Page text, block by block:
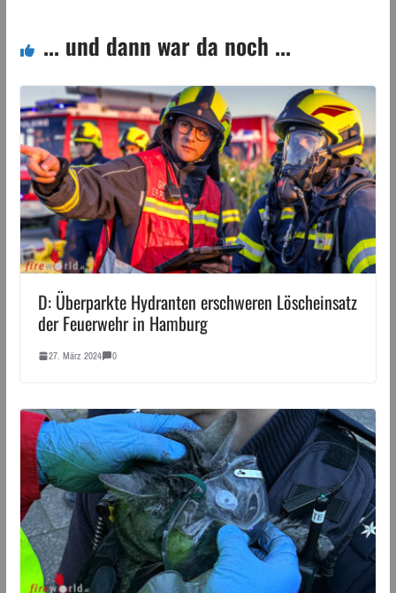
... und dann war da noch ...
D: Überparkte Hydranten erschweren Löscheinsatz
der Feuerwehr in Hamburg
27. März 2024 0